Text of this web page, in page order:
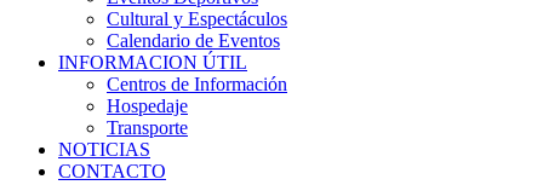
Cultural y Espectáculos
Calendario de Eventos
INFORMACION ÚTIL
Centros de Información
Hospedaje
Transporte
NOTICIAS
CONTACTO